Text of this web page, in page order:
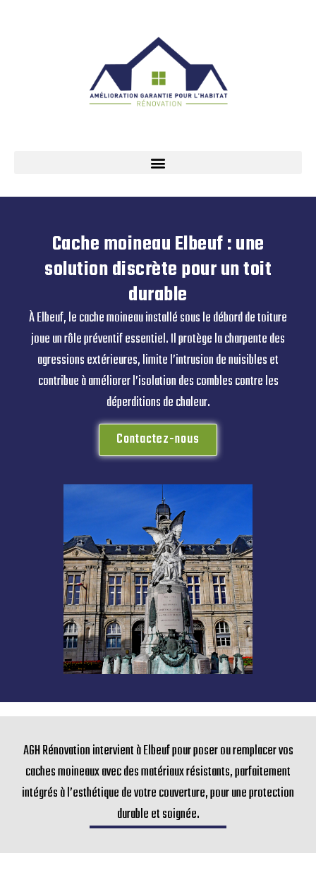
Cache moineau Elbeuf : une
solution discrète pour un toit
durable
À Elbeuf, le cache moineau installé sous le débord de toiture
joue un rôle préventif essentiel. Il protège la charpente des
agressions extérieures, limite l’intrusion de nuisibles et
contribue à améliorer l’isolation des combles contre les
déperditions de chaleur.
Contactez-nous
AGH Rénovation intervient à Elbeuf pour poser ou remplacer vos
caches moineaux avec des matériaux résistants, parfaitement
intégrés à l’esthétique de votre couverture, pour une protection
durable et soignée.